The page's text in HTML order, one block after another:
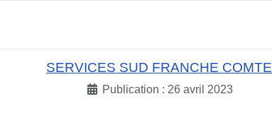
SERVICES SUD FRANCHE COMTE
Publication : 26 avril 2023